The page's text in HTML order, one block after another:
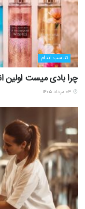
تناسب اندام
چرا بادی میست